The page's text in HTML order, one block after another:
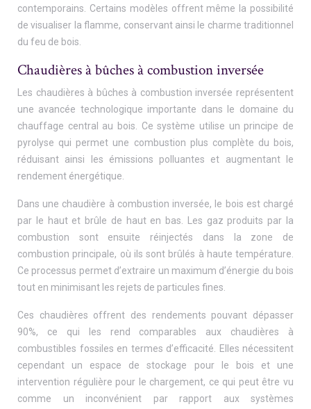
contemporains. Certains modèles offrent même la possibilité
de visualiser la flamme, conservant ainsi le charme traditionnel
du feu de bois.
Chaudières à bûches à combustion inversée
Les chaudières à bûches à combustion inversée représentent
une avancée technologique importante dans le domaine du
chauffage central au bois. Ce système utilise un principe de
pyrolyse qui permet une combustion plus complète du bois,
réduisant ainsi les émissions polluantes et augmentant le
rendement énergétique.
Dans une chaudière à combustion inversée, le bois est chargé
par le haut et brûle de haut en bas. Les gaz produits par la
combustion sont ensuite réinjectés dans la zone de
combustion principale, où ils sont brûlés à haute température.
Ce processus permet d’extraire un maximum d’énergie du bois
tout en minimisant les rejets de particules fines.
Ces chaudières offrent des rendements pouvant dépasser
90%, ce qui les rend comparables aux chaudières à
combustibles fossiles en termes d’efficacité. Elles nécessitent
cependant un espace de stockage pour le bois et une
intervention régulière pour le chargement, ce qui peut être vu
comme un inconvénient par rapport aux systèmes